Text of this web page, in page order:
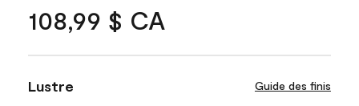
108,99 $ CA
Lustre Guide des finis